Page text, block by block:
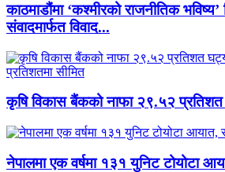
काठमाडौंमा ‘कश्मीरको राजनीतिक
संवादमार्फत विवाद...
कृषि विकास बैंकको नाफा २९.५२ प्रतिशत
नेपालमा एक वर्षमा १३१ युनिट टोयोटा